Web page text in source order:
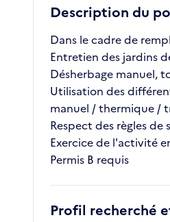
Description du
Dans le cadre de
Entretien des jardins
Désherbage manuel,
Utilisation des
manuel / thermique /
Respect des règles
Exercice de l'activité
Permis B requis
Profil recherché